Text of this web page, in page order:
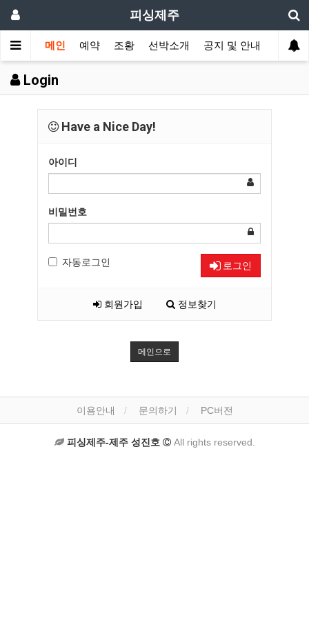
피싱제주
메인 예약 조황 선박소개 공지 및 안내
Login
Have a Nice Day!
아이디
비밀번호
자동로그인 로그인
회원가입 정보찾기
메인으로
이용안내 문의하기 PC버전
피싱제주-제주 성진호 All rights reserved.